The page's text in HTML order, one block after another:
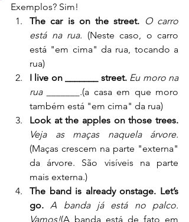
Exemplos? Sim!
The car is on the street. O carro
está na rua. (Neste caso, o carro
está "em cima" da rua, tocando a
rua)
I live on _______ street. Eu moro na
rua _______.(a casa em que moro
também está "em cima" da rua)
Look at the apples on those trees.
Veja as maças naquela árvore.
(Maças crescem na parte "externa"
da árvore. São visíveis na parte
mais externa.)
The band is already onstage. Let’s
go.
A banda já está no palco.
Vamos!(A banda está de fato em